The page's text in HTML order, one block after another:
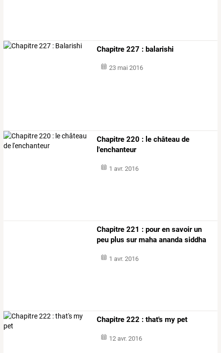
Chapitre 227 : balarishi
23 mai 2016
Chapitre 220 : le château de
l'enchanteur
1 avr. 2016
Chapitre 221 : pour en savoir un
peu plus sur maha ananda siddha
1 avr. 2016
Chapitre 222 : that's my pet
12 avr. 2016